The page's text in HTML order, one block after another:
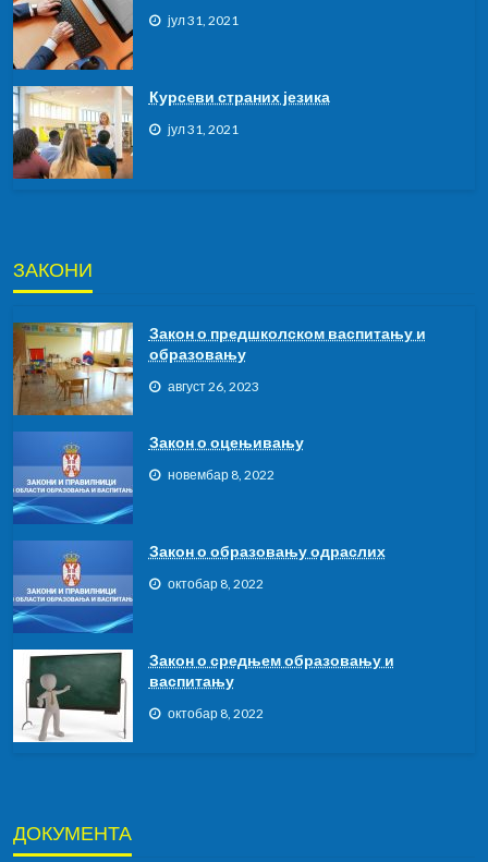
јул 31, 2021
Курсeви страних језика
јул 31, 2021
ЗАКОНИ
Закон о предшколском васпитању и
образовању
август 26, 2023
Закон о оцењивању
новембар 8, 2022
Закон о образовању одраслих
октобар 8, 2022
Закон о средњем образовању и
васпитању
октобар 8, 2022
ДОКУМЕНТА